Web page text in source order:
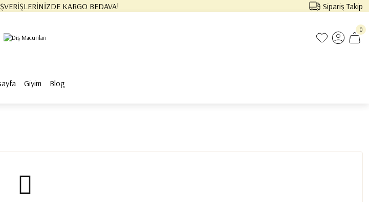
KARGO BEDAVA!
KARGO BEDAVA! #3
KARGO BEDAVA!
Sipariş Takip
0
Giyim Blog